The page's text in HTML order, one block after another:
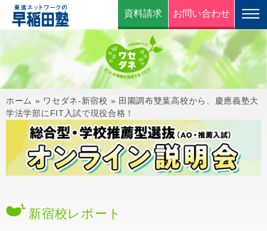
資料請求 お問い合わせ
ホーム » ワセダネ-新宿校 » 田園調布雙葉高校から、慶應義塾大
学法学部にFIT入試で現役合格！
新宿校レポート